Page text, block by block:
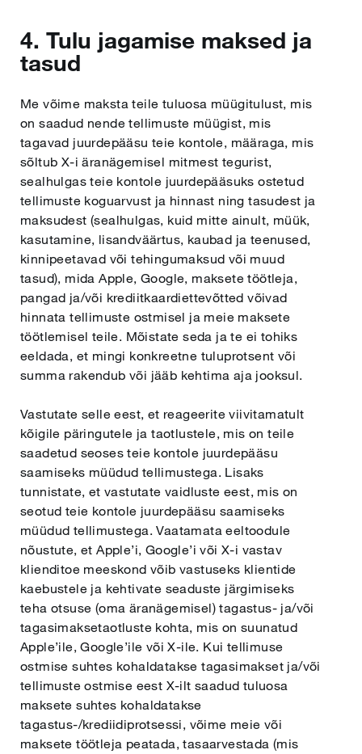
4. Tulu jagamise maksed ja
tasud
Me võime maksta teile tuluosa müügitulust, mis
on saadud nende tellimuste müügist, mis
tagavad juurdepääsu teie kontole, määraga, mis
sõltub X-i äranägemisel mitmest tegurist,
sealhulgas teie kontole juurdepääsuks ostetud
tellimuste koguarvust ja hinnast ning tasudest ja
maksudest (sealhulgas, kuid mitte ainult, müük,
kasutamine, lisandväärtus, kaubad ja teenused,
kinnipeetavad või tehingumaksud või muud
tasud), mida Apple, Google, maksete töötleja,
pangad ja/või krediitkaardiettevõtted võivad
hinnata tellimuste ostmisel ja meie maksete
töötlemisel teile. Mõistate seda ja te ei tohiks
eeldada, et mingi konkreetne tuluprotsent või
summa rakendub või jääb kehtima aja jooksul.
Vastutate selle eest, et reageerite viivitamatult
kõigile päringutele ja taotlustele, mis on teile
saadetud seoses teie kontole juurdepääsu
saamiseks müüdud tellimustega. Lisaks
tunnistate, et vastutate vaidluste eest, mis on
seotud teie kontole juurdepääsu saamiseks
müüdud tellimustega. Vaatamata eeltoodule
nõustute, et Apple’i, Google’i või X-i vastav
klienditoe meeskond võib vastuseks klientide
kaebustele ja kehtivate seaduste järgimiseks
teha otsuse (oma äranägemisel) tagastus- ja/või
tagasimaksetaotluste kohta, mis on suunatud
Apple’ile, Google’ile või X-ile. Kui tellimuse
ostmise suhtes kohaldatakse tagasimakset ja/või
tellimuste ostmise eest X-ilt saadud tuluosa
maksete suhtes kohaldatakse
tagastus-/krediidiprotsessi, võime meie või
maksete töötleja peatada, tasaarvestada (mis